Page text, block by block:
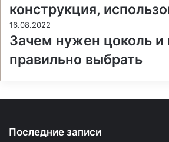
конструкция,
16.08.2022
Зачем нужен цоколь и
правильно выбрать
Последние записи